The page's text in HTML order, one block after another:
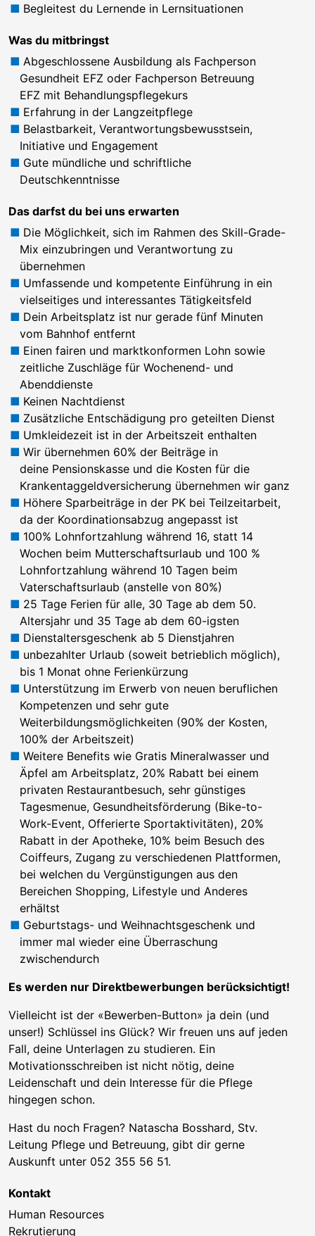
Begleitest du Lernende in Lernsituationen
Was du mitbringst
Abgeschlossene Ausbildung als Fachperson
Gesundheit EFZ oder Fachperson Betreuung
EFZ mit Behandlungspflegekurs
Erfahrung in der Langzeitpflege
Belastbarkeit, Verantwortungsbewusstsein,
Initiative und Engagement
Gute mündliche und schriftliche
Deutschkenntnisse
Das darfst du bei uns erwarten
Die Möglichkeit, sich im Rahmen des Skill-Grade-
Mix einzubringen und Verantwortung zu
übernehmen
Umfassende und kompetente Einführung in ein
vielseitiges und interessantes Tätigkeitsfeld
Dein Arbeitsplatz ist nur gerade fünf Minuten
vom Bahnhof entfernt
Einen fairen und marktkonformen Lohn sowie
zeitliche Zuschläge für Wochenend- und
Abenddienste
Keinen Nachtdienst
Zusätzliche Entschädigung pro geteilten Dienst
Umkleidezeit ist in der Arbeitszeit enthalten
Wir übernehmen 60% der Beiträge in
deine Pensionskasse und die Kosten für die
Krankentaggeldversicherung übernehmen wir ganz
Höhere Sparbeiträge in der PK bei Teilzeitarbeit,
da der Koordinationsabzug angepasst ist
100% Lohnfortzahlung während 16, statt 14
Wochen beim Mutterschaftsurlaub und 100 %
Lohnfortzahlung während 10 Tagen beim
Vaterschaftsurlaub (anstelle von 80%)
25 Tage Ferien für alle, 30 Tage ab dem 50.
Altersjahr und 35 Tage ab dem 60-igsten
Dienstaltersgeschenk ab 5 Dienstjahren
unbezahlter Urlaub (soweit betrieblich möglich),
bis 1 Monat ohne Ferienkürzung
Unterstützung im Erwerb von neuen beruflichen
Kompetenzen und sehr gute
Weiterbildungsmöglichkeiten (90% der Kosten,
100% der Arbeitszeit)
Weitere Benefits wie Gratis Mineralwasser und
Äpfel am Arbeitsplatz, 20% Rabatt bei einem
privaten Restaurantbesuch, sehr günstiges
Tagesmenue, Gesundheitsförderung (Bike-to-
Work-Event, Offerierte Sportaktivitäten), 20%
Rabatt in der Apotheke, 10% beim Besuch des
Coiffeurs, Zugang zu verschiedenen Plattformen,
bei welchen du Vergünstigungen aus den
Bereichen Shopping, Lifestyle und Anderes
erhältst
Geburtstags- und Weihnachtsgeschenk und
immer mal wieder eine Überraschung
zwischendurch
Es werden nur Direktbewerbungen berücksichtigt!
Vielleicht ist der «Bewerben-Button» ja dein (und
unser!) Schlüssel ins Glück? Wir freuen uns auf jeden
Fall, deine Unterlagen zu studieren. Ein
Motivationsschreiben ist nicht nötig, deine
Leidenschaft und dein Interesse für die Pflege
hingegen schon.
Hast du noch Fragen? Natascha Bosshard, Stv.
Leitung Pflege und Betreuung, gibt dir gerne
Auskunft unter 052 355 56 51.
Kontakt
Human Resources
Rekrutierung